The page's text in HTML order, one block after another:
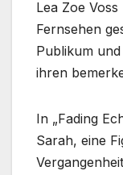
Lea Zoe
Fernsehen
Publikum
ihren
In „Fading
Sarah, eine